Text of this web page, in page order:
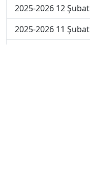
2025-2026 12 Şubat
2025-2026 11 Şubat